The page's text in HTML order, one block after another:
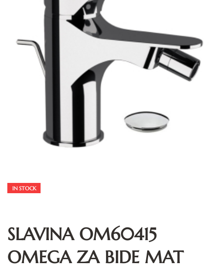
IN STOCK
SLAVINA OM60415
OMEGA ZA BIDE MAT